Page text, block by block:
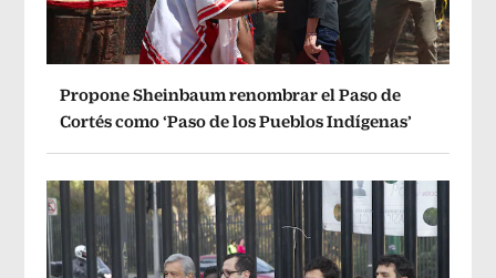
Propone Sheinbaum renombrar el Paso de
Cortés como ‘Paso de los Pueblos Indígenas’